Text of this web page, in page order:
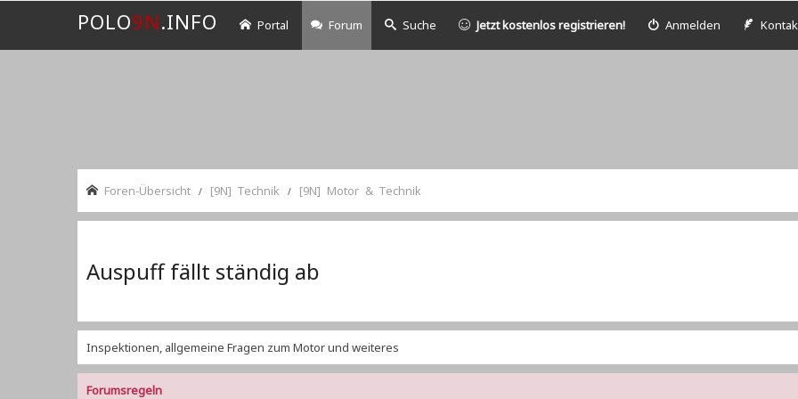
POLO9N.INFO Portal Forum Suche Jetzt kostenlos registrieren! Anmelden
Foren-Übersicht [9N] Technik [9N] Motor & Technik
Auspuff fällt ständig ab
Inspektionen, allgemeine Fragen zum Motor und weiteres
Forumsregeln